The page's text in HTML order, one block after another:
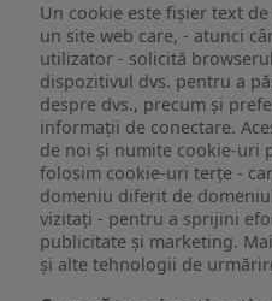
Un cookie este fişier text
un site web care, - atunci
utilizator - solicită
dispozitivul dvs. pentru a
despre dvs., precum și
informații de conectare.
de noi și numite cookie-uri
folosim cookie-uri terțe -
domeniu diferit de
vizitați - pentru a sprijini
publicitate și marketing.
și alte tehnologii de